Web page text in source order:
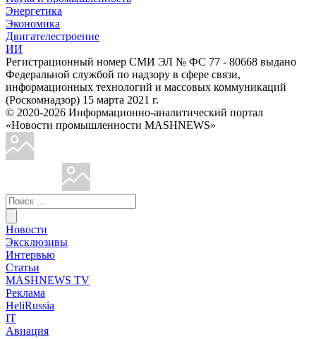
Энергетика
Экономика
Двигателестроение
ИИ
Регистрационный номер СМИ ЭЛ № ФС 77 - 80668 выдано
Федеральной службой по надзору в сфере связи,
информационных технологий и массовых коммуникаций
(Роскомнадзор) 15 марта 2021 г.
© 2020-2026 Информационно-аналитический портал
«Новости промышленности MASHNEWS»
Новости
Эксклюзивы
Интервью
Статьи
MASHNEWS TV
Реклама
HeliRussia
IT
Авиация